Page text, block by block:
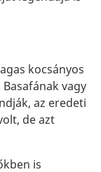
kocsányos
vagy
az eredeti
de azt
is